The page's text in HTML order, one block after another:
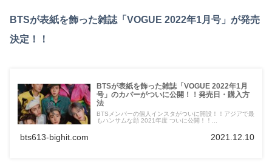
BTSが表紙を飾った雑誌「VOGUE 2022年1月号」が発売
決定！！
BTSが表紙を飾った雑誌「VOGUE 2022年1月
号」のカバーがついに公開！！発売日・購入方
法
BTSメンバーの個人インスタがついに開設！！アジアで最
もハンサムな顔 2021年度 ついに公開！！...
bts613-bighit.com 2021.12.10